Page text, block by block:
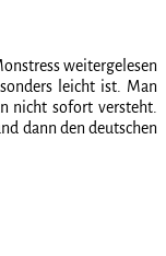
weitergelesen
leicht ist. Man
nicht sofort versteht.
dann den deutschen